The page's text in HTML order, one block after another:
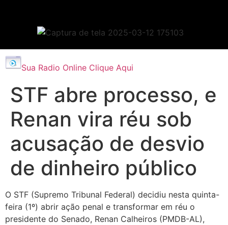
Sua Radio Online Clique Aqui
STF abre processo, e
Renan vira réu sob
acusação de desvio
de dinheiro público
O STF (Supremo Tribunal Federal) decidiu nesta quinta-
feira (1º) abrir ação penal e transformar em réu o
presidente do Senado, Renan Calheiros (PMDB-AL),